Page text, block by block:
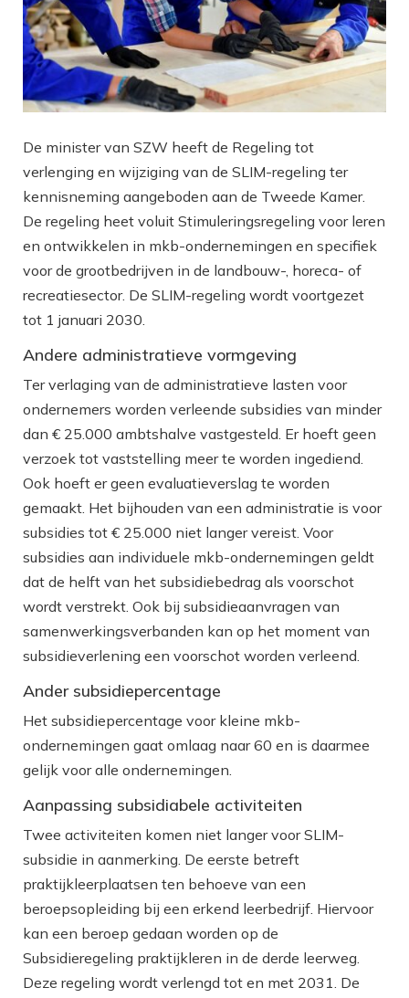
De minister van SZW heeft de Regeling tot
verlenging en wijziging van de SLIM-regeling ter
kennisneming aangeboden aan de Tweede Kamer.
De regeling heet voluit Stimuleringsregeling voor leren
en ontwikkelen in mkb-ondernemingen en specifiek
voor de grootbedrijven in de landbouw-, horeca- of
recreatiesector. De SLIM-regeling wordt voortgezet
tot 1 januari 2030.
Andere administratieve vormgeving
Ter verlaging van de administratieve lasten voor
ondernemers worden verleende subsidies van minder
dan € 25.000 ambtshalve vastgesteld. Er hoeft geen
verzoek tot vaststelling meer te worden ingediend.
Ook hoeft er geen evaluatieverslag te worden
gemaakt. Het bijhouden van een administratie is voor
subsidies tot € 25.000 niet langer vereist. Voor
subsidies aan individuele mkb-ondernemingen geldt
dat de helft van het subsidiebedrag als voorschot
wordt verstrekt. Ook bij subsidieaanvragen van
samenwerkingsverbanden kan op het moment van
subsidieverlening een voorschot worden verleend.
Ander subsidiepercentage
Het subsidiepercentage voor kleine mkb-
ondernemingen gaat omlaag naar 60 en is daarmee
gelijk voor alle ondernemingen.
Aanpassing subsidiabele activiteiten
Twee activiteiten komen niet langer voor SLIM-
subsidie in aanmerking. De eerste betreft
praktijkleerplaatsen ten behoeve van een
beroepsopleiding bij een erkend leerbedrijf. Hiervoor
kan een beroep gedaan worden op de
Subsidieregeling praktijkleren in de derde leerweg.
Deze regeling wordt verlengd tot en met 2031. De